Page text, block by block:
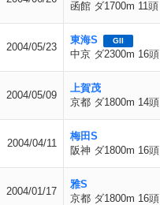
函館 ダ1700m 11頭
2004/05/23
東海S GII
中京 ダ2300m 16頭
2004/05/09
上賀茂
京都 ダ1800m 14頭
2004/04/11
梅田S
阪神 ダ1800m 16頭
2004/01/17
雅S
京都 ダ1800m 16頭